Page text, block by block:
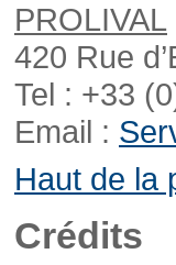
PROLIVAL
420 Rue
Tel : +33
Email :
Haut de la
Crédits